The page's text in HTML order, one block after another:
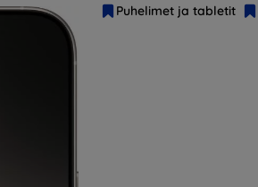
Puhelimet ja tabletit